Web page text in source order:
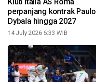
perpanjang kontrak Paulo
Dybala hingga 2027
14 July 2026 6:33 WIB